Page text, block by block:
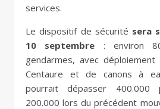
services.
Le dispositif de sécurité sera
10 septembre : environ
gendarmes, avec
Centaure et de canons à
pourrait dépasser 400.000
200.000 lors du précédent